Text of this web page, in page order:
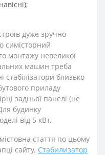
дуже зручно
симісторний
монтажу невеликої
машин треба
стабілізатори близько
приладу
задньої панелі (не
будинку
від 5 кВт.
стаття по цьому
сайту. Стабилизатор